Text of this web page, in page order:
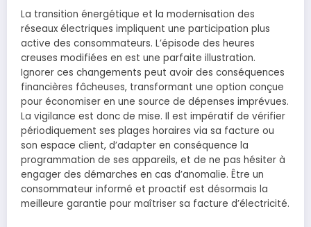
La transition énergétique et la modernisation des
réseaux électriques impliquent une participation plus
active des consommateurs. L’épisode des heures
creuses modifiées en est une parfaite illustration.
Ignorer ces changements peut avoir des conséquences
financières fâcheuses, transformant une option conçue
pour économiser en une source de dépenses imprévues.
La vigilance est donc de mise. Il est impératif de vérifier
périodiquement ses plages horaires via sa facture ou
son espace client, d’adapter en conséquence la
programmation de ses appareils, et de ne pas hésiter à
engager des démarches en cas d’anomalie. Être un
consommateur informé et proactif est désormais la
meilleure garantie pour maîtriser sa facture d’électricité.